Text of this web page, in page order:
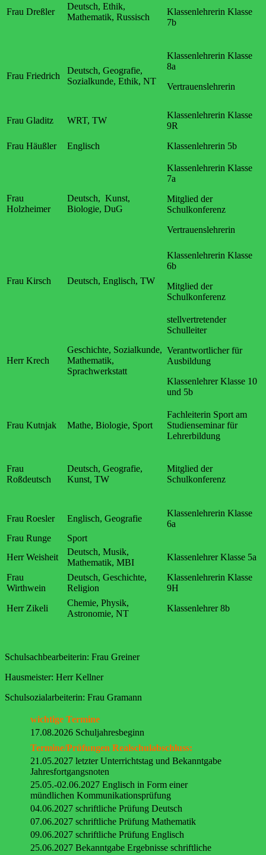
Frau Dreßler
Deutsch, Ethik,
Mathematik, Russisch
Klassenlehrerin Klasse
7b
Frau Friedrich
Deutsch, Geografie,
Sozialkunde, Ethik, NT
Klassenlehrerin Klasse
8a
Vertrauenslehrerin
Frau Gladitz WRT, TW
Klassenlehrerin Klasse
9R
Frau Häußler
Englisch Klassenlehrerin 5b
Frau
Holzheimer
Deutsch, Kunst,
Biologie, DuG
Klassenlehrerin Klasse
7a
Mitglied der
Schulkonferenz
Vertrauenslehrerin
Frau Kirsch Deutsch, Englisch, TW
Klassenlehrerin Klasse
6b
Mitglied der
Schulkonferenz
Herr Krech
Geschichte, Sozialkunde,
Mathematik,
Sprachwerkstatt
stellvertretender
Schulleiter
Verantwortlicher für
Ausbildung
Klassenlehrer Klasse 10
und 5b
Frau Kutnjak Mathe, Biologie, Sport
Fachleiterin Sport am
Studienseminar für
Lehrerbildung
Frau
Roßdeutsch
Deutsch, Geografie,
Kunst, TW
Mitglied der
Schulkonferenz
Frau Roesler Englisch, Geografie
Klassenlehrerin Klasse
6a
Frau Runge
Sport
Herr Weisheit
Deutsch, Musik,
Mathematik, MBI
Klassenlehrer Klasse 5a
Frau
Wirthwein
Deutsch, Geschichte,
Religion
Klassenlehrerin Klasse
9H
Herr Zikeli
Chemie, Physik,
Astronomie, NT
Klassenlehrer 8b
Schulsachbearbeiterin: Frau Greiner
Hausmeister: Herr Kellner
Schulsozialarbeiterin: Frau Gramann
wichtige Termine
17.08.2026 Schuljahresbeginn
Termine/Prüfungen Realschulabschluss:
21.05.2027 letzter Unterrichtstag und Bekanntgabe
Jahresfortgangsnoten
25.05.-02.06.2027 Englisch in Form einer
mündlichen Kommunikationsprüfung
04.06.2027 schriftliche Prüfung Deutsch
07.06.2027 schriftliche Prüfung Mathematik
09.06.2027 schriftliche Prüfung Englisch
25.06.2027 Bekanntgabe Ergebnisse schriftliche